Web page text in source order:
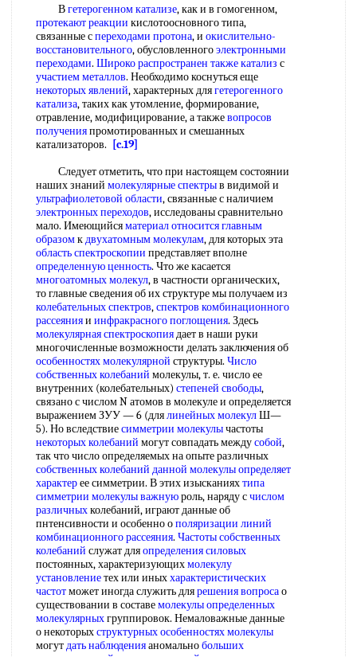
Вгетерогенном катализе, как и в гомогенном,
протекают реакции кислотоосновного типа,
связанные спереходами протона, и окислительно-
восстановительного, обусловленногоэлектронными
переходами. Широко распространен также катализ с
участием металлов. Необходимо коснуться еще
некоторых явлений, характерных длягетерогенного
катализа, таких как утомление, формирование,
отравление, модифицирование, а такжевопросов
полученияпромотированных и смешанных
катализаторов.
[c.19]
Следует отметить, что при настоящем состоянии
наших знаний молекулярные спектрыв видимой и
ультрафиолетовой области, связанные с наличием
электронных переходов, исследованы сравнительно
мало. Имеющийсяматериал относитсяглавным
образомкдвухатомным молекулам, для которых эта
область спектроскопии представляет вполне
определенную ценность. Что же касается
многоатомных молекул, в частности органических,
то главные сведения об их структуре мы получаем из
колебательных спектров,спектров комбинационного
рассеянияи инфракрасного поглощения. Здесь
молекулярная спектроскопиядает в наши руки
многочисленные возможности делать заключения об
особенностях молекулярной структуры. Число
собственных колебаний молекулы, т. е. число ее
внутренних (колебательных) степеней свободы,
связано с числом N атомов в молекуле и определяется
выражением ЗУУ — 6 (длялинейных молекулШ—
5). Но вследствиесимметрии молекулычастоты
некоторых колебаний могут совпадать междусобой,
так что число определяемых на опыте различных
собственных колебаний данной молекулыопределяет
характерее симметрии. В этих изысканияхтипа
симметрии молекулы важнуюроль, наряду счислом
различныхколебаний, играют данные об
пнтенсивности и особенно ополяризации линий
комбинационного рассеяния. Частоты собственных
колебаний служат дляопределения силовых
постоянных, характеризующихмолекулу
установлениетех или иныххарактеристических
частотможет иногда служить длярешения вопросао
существовании в составемолекулы определенных
молекулярныхгруппировок. Немаловажные данные
о некоторыхструктурных особенностях молекулы
могутдать наблюденияаномальнобольших